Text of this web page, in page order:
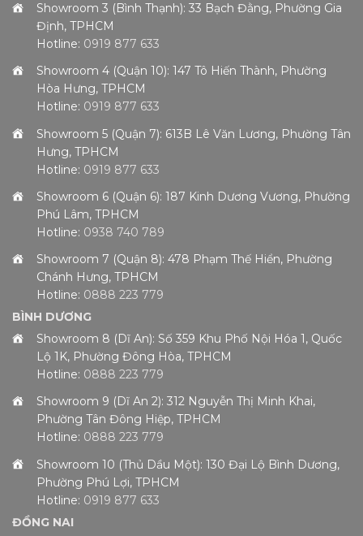
Showroom 3 (Bình Thạnh): 33 Bạch Đằng, Phường Gia
Định, TPHCM
Hotline: 0919 877 633
Showroom 4 (Quận 10): 147 Tô Hiến Thành, Phường
Hòa Hưng, TPHCM
Hotline: 0919 877 633
Showroom 5 (Quận 7): 613B Lê Văn Lương, Phường Tân
Hưng, TPHCM
Hotline: 0919 877 633
Showroom 6 (Quận 6): 187 Kinh Dương Vương, Phường
Phú Lâm, TPHCM
Hotline: 0938 740 789
Showroom 7 (Quận 8): 478 Phạm Thế Hiển, Phường
Chánh Hưng, TPHCM
Hotline: 0888 223 779
BÌNH DƯƠNG
Showroom 8 (Dĩ An): Số 359 Khu Phố Nội Hóa 1, Quốc
Lộ 1K, Phường Đông Hòa, TPHCM
Hotline: 0888 223 779
Showroom 9 (Dĩ An 2): 312 Nguyễn Thị Minh Khai,
Phường Tân Đông Hiệp, TPHCM
Hotline: 0888 223 779
Showroom 10 (Thủ Dầu Một): 130 Đại Lộ Bình Dương,
Phường Phú Lợi, TPHCM
Hotline: 0919 877 633
ĐỒNG NAI